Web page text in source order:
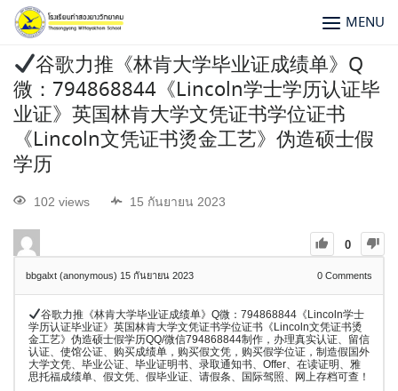
MENU
谷歌力推《林肯大学毕业证成绩单》Q
微：794868844《Lincoln学士学历认证毕
业证》英国林肯大学文凭证书学位证书
《Lincoln文凭证书烫金工艺》伪造硕士假
学历
102 views 15 กันยายน 2023
0
bbgalxt (anonymous) 15 กันยายน 2023 0 Comments
谷歌力推《林肯大学毕业证成绩单》Q微：794868844《Lincoln学士
学历认证毕业证》英国林肯大学文凭证书学位证书《Lincoln文凭证书烫
金工艺》伪造硕士假学历QQ/微信794868844制作，办理真实认证、留信
认证、使馆公证、购买成绩单，购买假文凭，购买假学位证，制造假国外
大学文凭、毕业公证、毕业证明书、录取通知书、Offer、在读证明、雅
思托福成绩单、假文凭、假毕业证、请假条、国际驾照、网上存档可查！